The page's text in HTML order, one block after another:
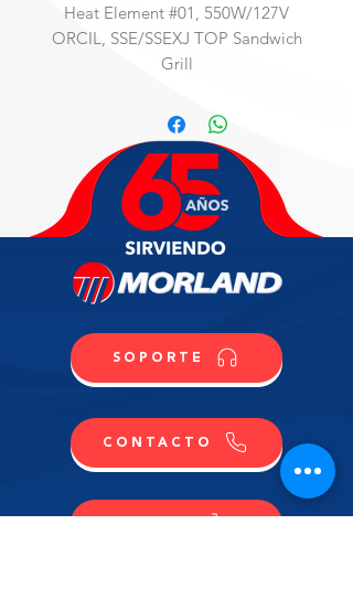
Heat Element #01, 550W/127V
ORCIL, SSE/SSEXJ TOP Sandwich
Grill
SOPORTE
CONTACTO